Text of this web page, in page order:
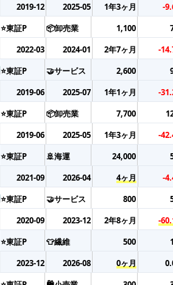
2019-12 2025-05 1年3ヶ月
-
⭐東証P 📦卸売業 1,100
2022-03 2024-01 2年7ヶ月
-
⭐東証P 🤝サービス 2,600
2019-06 2025-07 1年1ヶ月
-
⭐東証P 📦卸売業 7,700
2019-06 2025-05 1年3ヶ月
-
⭐東証P 🚢海運 24,000
2021-09 2026-04 4ヶ月
-
⭐東証P 🤝サービス 800
2020-09 2023-12 2年8ヶ月
-
⭐東証P 👕繊維 500
2023-12 2026-08 0ヶ月